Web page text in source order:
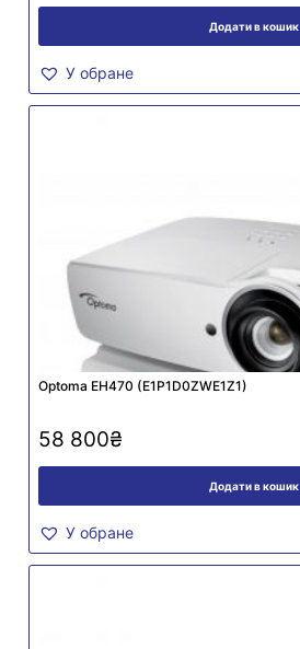
Додати в кошик
У обране
Optoma EH470 (E1P1D0ZWE1Z1)
58 800₴
Додати в кошик
У обране